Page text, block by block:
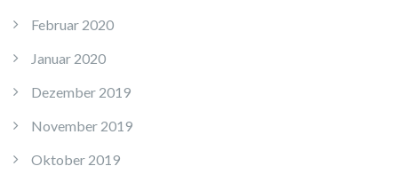
Februar 2020
Januar 2020
Dezember 2019
November 2019
Oktober 2019